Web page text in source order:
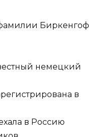
Биркенгоф
немецкий
в
в Россию